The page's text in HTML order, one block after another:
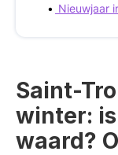
Nieuwjaar
Saint-
winter:
waard?